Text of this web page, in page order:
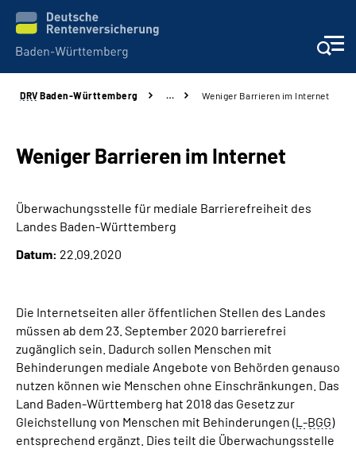
Beratung und Kontakt
Kunden
Über uns
Inhalte in Gebärdensprache (DGS)
Leichte Sprache
DRV Baden-Württemberg … Weniger Barrieren im Internet
Weniger Barrieren im Internet
Überwachungsstelle für mediale Barrierefreiheit des
Landes Baden-Württemberg
Datum: 22.09.2020
Die Internetseiten aller öffentlichen Stellen des Landes
müssen ab dem 23. September 2020 barrierefrei
zugänglich sein. Dadurch sollen Menschen mit
Behinderungen mediale Angebote von Behörden genauso
nutzen können wie Menschen ohne Einschränkungen. Das
Land Baden-Württemberg hat 2018 das Gesetz zur
Gleichstellung von Menschen mit Behinderungen (L-BGG)
entsprechend ergänzt. Dies teilt die Überwachungsstelle